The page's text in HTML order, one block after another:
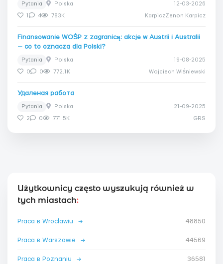
Pytania Polska 12-03-2026
1 4 783K KarpiczZenon Karpicz
Finansowanie WOŚP z zagranicą: akcje w Austrii i Australii
— co to oznacza dla Polski?
Pytania Polska 19-08-2025
0 0 772.1K Wojciech Wiśniewski
Удаленая работа
Pytania Polska 21-09-2025
2 0 771.5K GRS
Użytkownicy często wyszukują również w
tych miastach:
Praca в Wrocławiu → 48850
Praca в Warszawie → 44569
Praca в Poznaniu → 36581